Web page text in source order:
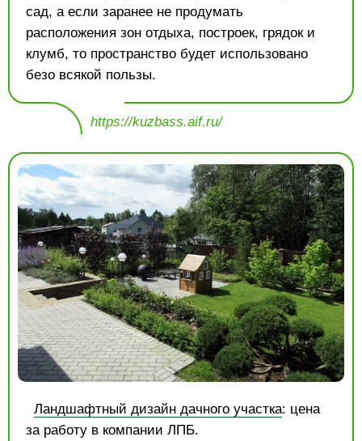
сад, а если заранее не продумать
расположения зон отдыха, построек, грядок и
клумб, то пространство будет использовано
безо всякой пользы.
https://kuzbass.aif.ru/
Ландшафтный дизайн дачного участка: цена
за работу в компании ЛПБ.